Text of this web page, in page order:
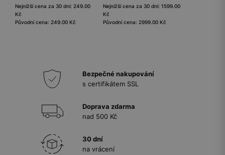
Nejnižší cena za 30 dní: 249.00
Kč
Původní cena: 249.00 Kč
Nejnižší cena za 30 dní: 1599.00
Kč
Původní cena: 2999.00 Kč
Bezpečné nakupování
s certifikátem SSL
Doprava zdarma
nad 500 Kč
30 dní
na vrácení